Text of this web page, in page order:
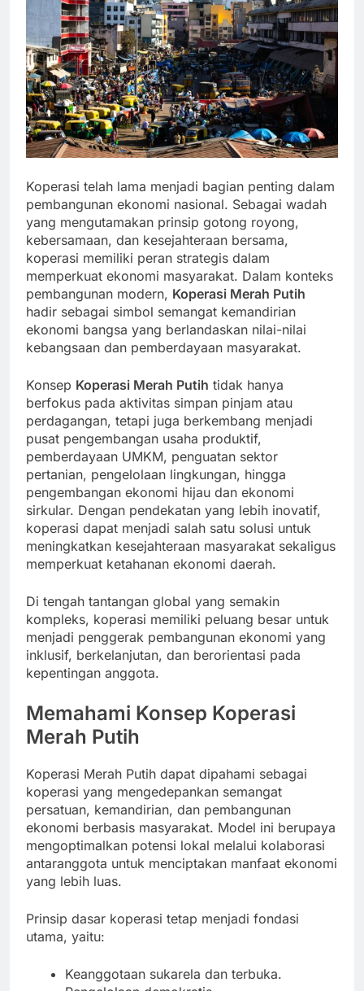
Koperasi telah lama menjadi bagian penting dalam
pembangunan ekonomi nasional. Sebagai wadah
yang mengutamakan prinsip gotong royong,
kebersamaan, dan kesejahteraan bersama,
koperasi memiliki peran strategis dalam
memperkuat ekonomi masyarakat. Dalam konteks
pembangunan modern, Koperasi Merah Putih
hadir sebagai simbol semangat kemandirian
ekonomi bangsa yang berlandaskan nilai-nilai
kebangsaan dan pemberdayaan masyarakat.
Konsep Koperasi Merah Putih tidak hanya
berfokus pada aktivitas simpan pinjam atau
perdagangan, tetapi juga berkembang menjadi
pusat pengembangan usaha produktif,
pemberdayaan UMKM, penguatan sektor
pertanian, pengelolaan lingkungan, hingga
pengembangan ekonomi hijau dan ekonomi
sirkular. Dengan pendekatan yang lebih inovatif,
koperasi dapat menjadi salah satu solusi untuk
meningkatkan kesejahteraan masyarakat sekaligus
memperkuat ketahanan ekonomi daerah.
Di tengah tantangan global yang semakin
kompleks, koperasi memiliki peluang besar untuk
menjadi penggerak pembangunan ekonomi yang
inklusif, berkelanjutan, dan berorientasi pada
kepentingan anggota.
Memahami Konsep Koperasi
Merah Putih
Koperasi Merah Putih dapat dipahami sebagai
koperasi yang mengedepankan semangat
persatuan, kemandirian, dan pembangunan
ekonomi berbasis masyarakat. Model ini berupaya
mengoptimalkan potensi lokal melalui kolaborasi
antaranggota untuk menciptakan manfaat ekonomi
yang lebih luas.
Prinsip dasar koperasi tetap menjadi fondasi
utama, yaitu:
Keanggotaan sukarela dan terbuka.